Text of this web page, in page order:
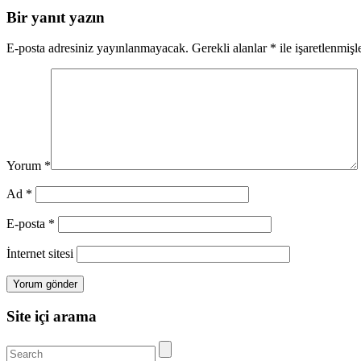
Bir yanıt yazın
E-posta adresiniz yayınlanmayacak. Gerekli alanlar * ile
Yorum *
Ad *
E-posta *
İnternet sitesi
Site içi arama